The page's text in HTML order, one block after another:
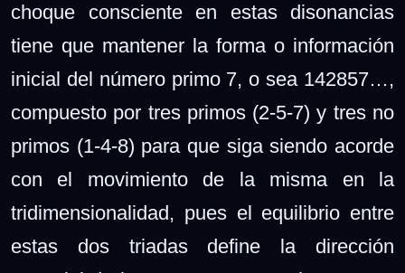
choque consciente en estas disonancias
tiene que mantener la forma o información
inicial del número primo 7, o sea 142857…,
compuesto por tres primos (2-5-7) y tres no
primos (1-4-8) para que siga siendo acorde
con el movimiento de la misma en la
tridimensionalidad, pues el equilibrio entre
estas dos triadas define la dirección